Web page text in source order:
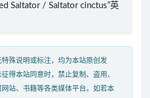
Saltator / Saltator cinctus”英
殊说明或标注，均为本站原创发
得本站同意时，禁止复制、盗用、
站、书籍等各类媒体平台。如若本